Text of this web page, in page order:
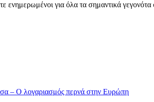
ενημερωμένοι για όλα τα σημαντικά
– Ο λογαριασμός περνά στην Ευρώπη